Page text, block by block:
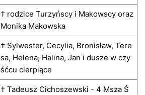
† rodzice Turzyńscy i Makowscy oraz
Monika Makowska
† Sylwester, Cecylia, Bronisław, Tere
sa, Helena, Halina, Jan i dusze w czy
śćcu cierpiące
† Tadeusz Cichoszewski - 4 Msza Ś